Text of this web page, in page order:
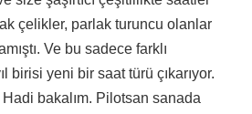
çelikler, parlak turuncu olanlar
Ve bu sadece farklı
yeni bir saat türü çıkarıyor.
bakalım. Pilotsan sanada